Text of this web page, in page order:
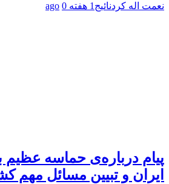
نعمت اله کردنائیج 1 هفته ago 0
پیام درباره‌ی حماسه عظیم
ایران و تبیین مسائل مهم